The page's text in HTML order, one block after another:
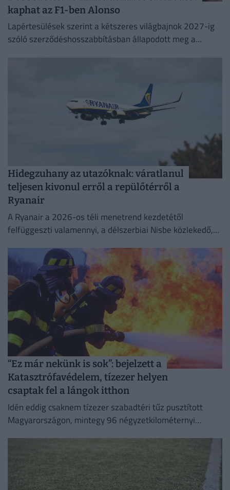
kaphat az F1-ben Alonso
Lapértesülések szerint a kétszeres világbajnok 2027-ig
szóló szerződéshosszabbításban állapodott meg a
Hidegzuhany az utazóknak: váratlanul
teljesen kivonul erről a repülőtérről a
Ryanair
A Ryanair a 2026-os téli menetrend kezdetétől
felfüggeszti valamennyi, a délszerbiai Nisbe közlekedő,
“Ez már nekünk is sok”: bejelzett a
Katasztrófavédelem, tízezer helyen
csaptak fel a lángok itthon
Idén eddig csaknem tízezer szabadtéri tűz pusztított
Magyarországon, mintegy 96 négyzetkilométernyi